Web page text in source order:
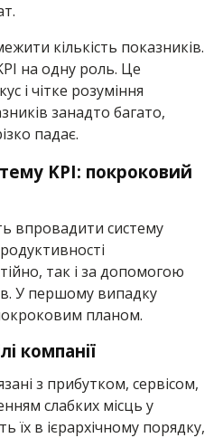
кількість показників.
на одну роль. Це
і чітке розуміння
занадто багато,
падає.
KPI: покроковий
впровадити систему
так і за допомогою
У першому випадку
планом.
компанії
з прибутком, сервісом,
слабких місць у
їх в ієрархічному порядку,